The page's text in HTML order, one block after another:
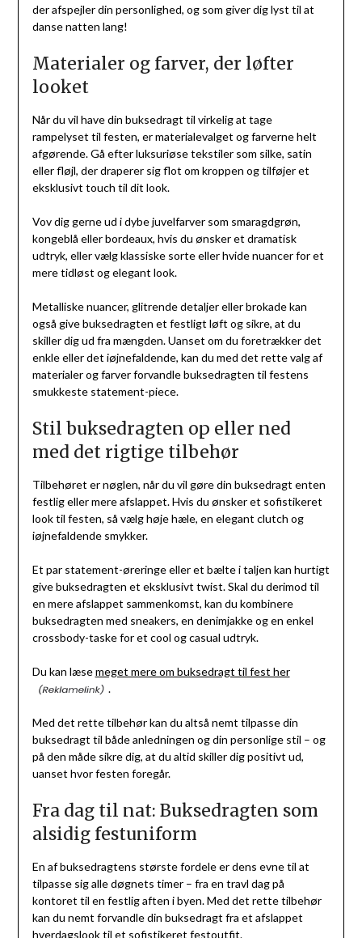
der afspejler din personlighed, og som giver dig lyst til at
danse natten lang!
Materialer og farver, der løfter
looket
Når du vil have din buksedragt til virkelig at tage
rampelyset til festen, er materialevalget og farverne helt
afgørende. Gå efter luksuriøse tekstiler som silke, satin
eller fløjl, der draperer sig flot om kroppen og tilføjer et
eksklusivt touch til dit look.
Vov dig gerne ud i dybe juvelfarver som smaragdgrøn,
kongeblå eller bordeaux, hvis du ønsker et dramatisk
udtryk, eller vælg klassiske sorte eller hvide nuancer for et
mere tidløst og elegant look.
Metalliske nuancer, glitrende detaljer eller brokade kan
også give buksedragten et festligt løft og sikre, at du
skiller dig ud fra mængden. Uanset om du foretrækker det
enkle eller det iøjnefaldende, kan du med det rette valg af
materialer og farver forvandle buksedragten til festens
smukkeste statement-piece.
Stil buksedragten op eller ned
med det rigtige tilbehør
Tilbehøret er nøglen, når du vil gøre din buksedragt enten
festlig eller mere afslappet. Hvis du ønsker et sofistikeret
look til festen, så vælg høje hæle, en elegant clutch og
iøjnefaldende smykker.
Et par statement-øreringe eller et bælte i taljen kan hurtigt
give buksedragten et eksklusivt twist. Skal du derimod til
en mere afslappet sammenkomst, kan du kombinere
buksedragten med sneakers, en denimjakke og en enkel
crossbody-taske for et cool og casual udtryk.
Du kan læsemeget mere om buksedragt til fest her
.
Med det rette tilbehør kan du altså nemt tilpasse din
buksedragt til både anledningen og din personlige stil – og
på den måde sikre dig, at du altid skiller dig positivt ud,
uanset hvor festen foregår.
Fra dag til nat: Buksedragten som
alsidig festuniform
En af buksedragtens største fordele er dens evne til at
tilpasse sig alle døgnets timer – fra en travl dag på
kontoret til en festlig aften i byen. Med det rette tilbehør
kan du nemt forvandle din buksedragt fra et afslappet
hverdagslook til et sofistikeret festoutfit.